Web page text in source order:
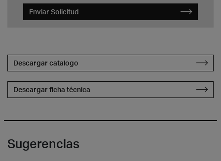
Enviar Solicitud
Descargar catalogo
Descargar ficha técnica
Sugerencias